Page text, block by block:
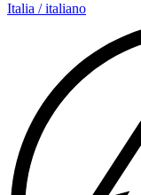
Italia /italiano